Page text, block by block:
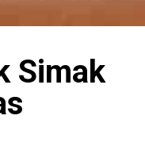
Simak